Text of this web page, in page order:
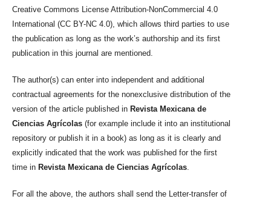
Creative Commons License Attribution-NonCommercial 4.0
International (CC BY-NC 4.0), which allows third parties to use
the publication as long as the work’s authorship and its first
publication in this journal are mentioned.
The author(s) can enter into independent and additional
contractual agreements for the nonexclusive distribution of the
version of the article published in Revista Mexicana de
Ciencias Agrícolas (for example include it into an institutional
repository or publish it in a book) as long as it is clearly and
explicitly indicated that the work was published for the first
time in Revista Mexicana de Ciencias Agrícolas
For all the above, the authors shall send the Letter-transfer of